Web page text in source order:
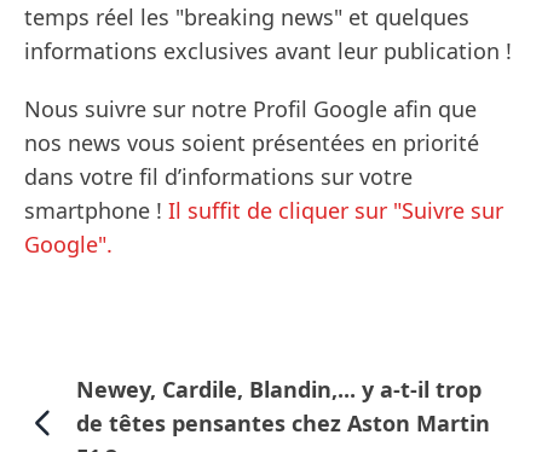
temps réel les "breaking news" et quelques
informations exclusives avant leur publication !
Nous suivre sur notre Profil Google afin que
nos news vous soient présentées en priorité
dans votre fil d’informations sur votre
smartphone ! Il suffit de cliquer sur "Suivre sur
Google".
Newey, Cardile, Blandin,... y a-t-il trop
de têtes pensantes chez Aston Martin